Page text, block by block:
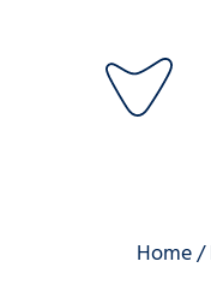
contenido
Home/